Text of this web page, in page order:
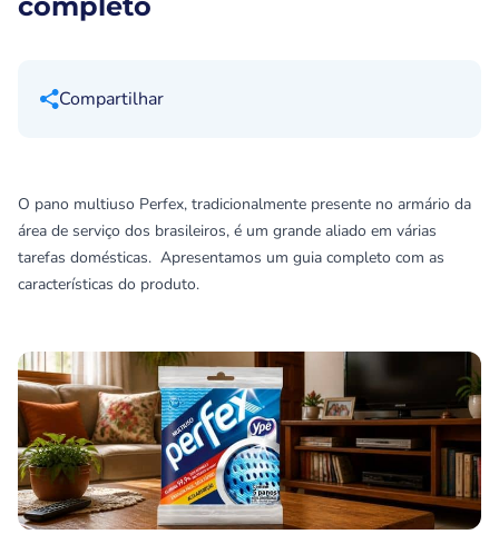
Compartilhar
O pano multiuso Perfex, tradicionalmente presente no armário da
área de serviço dos brasileiros, é um grande aliado em várias
tarefas domésticas. Apresentamos um guia completo com as
características do produto.